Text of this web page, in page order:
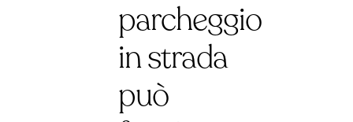
parcheggio
in strada
può